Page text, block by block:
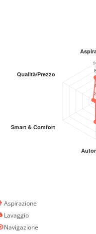
Aspirazione
Lavaggio
Navigazione